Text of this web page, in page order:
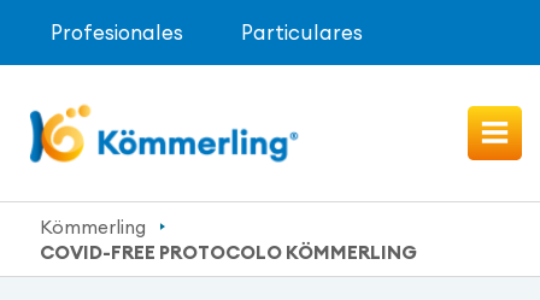
Profesionales Particulares
Kömmerling
COVID-FREE PROTOCOLO KÖMMERLING